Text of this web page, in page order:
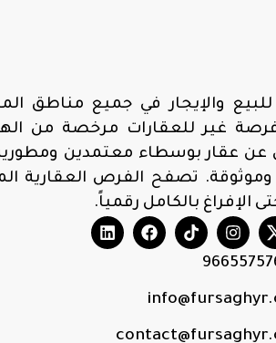
والإيجار في جميع مناطق
غير للعقارات مرخصة من
عن عقار بوسطاء معتمدين
تصفح الفرص العقارية
الإفراغ بالكامل رقمياً.